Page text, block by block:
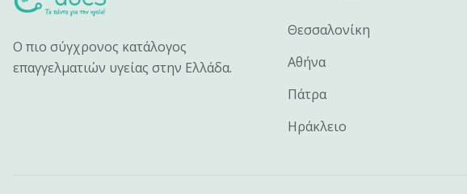
Ο πιο σύγχρονος κατάλογος
επαγγελματιών υγείας στην Ελλάδα.
Θεσσαλονίκη
Αθήνα
Πάτρα
Ηράκλειο